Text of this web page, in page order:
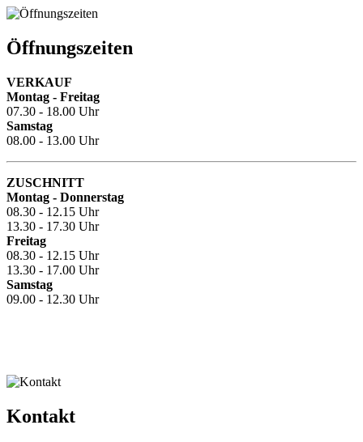
Öffnungszeiten
VERKAUF
Montag - Freitag
07.30 - 18.00 Uhr
Samstag
08.00 - 13.00 Uhr
ZUSCHNITT
Montag - Donnerstag
08.30 - 12.15 Uhr
13.30 - 17.30 Uhr
Freitag
08.30 - 12.15 Uhr
13.30 - 17.00 Uhr
Samstag
09.00 - 12.30 Uhr
Kontakt